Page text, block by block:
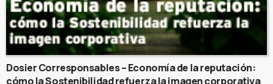
Dosier Corresponsables – Economía de la reputación:
cómo la Sostenibilidad refuerza la imagen corporativa